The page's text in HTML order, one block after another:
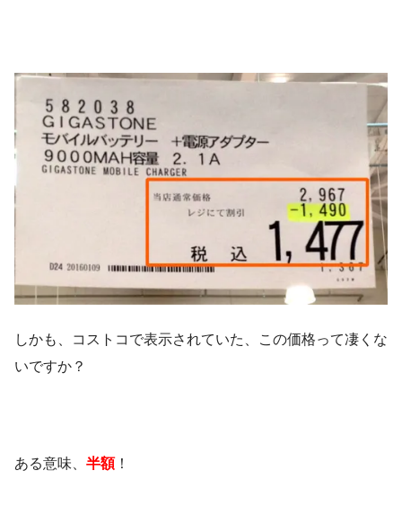
しかも、コストコで表示されていた、この価格って凄くな
いですか？
ある意味、 半額！